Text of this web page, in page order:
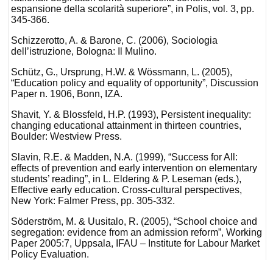
espansione della scolarità superiore”, in Polis, vol. 3, pp.
345-366.
Schizzerotto, A. & Barone, C. (2006), Sociologia
dell’istruzione, Bologna: Il Mulino.
Schütz, G., Ursprung, H.W. & Wössmann, L. (2005),
“Education policy and equality of opportunity”, Discussion
Paper n. 1906, Bonn, IZA.
Shavit, Y. & Blossfeld, H.P. (1993), Persistent inequality:
changing educational attainment in thirteen countries,
Boulder: Westview Press.
Slavin, R.E. & Madden, N.A. (1999), “Success for All:
effects of prevention and early intervention on elementary
students’ reading”, in L. Eldering & P. Leseman (eds.),
Effective early education. Cross-cultural perspectives,
New York: Falmer Press, pp. 305-332.
Söderström, M. & Uusitalo, R. (2005), “School choice and
segregation: evidence from an admission reform”, Working
Paper 2005:7, Uppsala, IFAU – Institute for Labour Market
Policy Evaluation.